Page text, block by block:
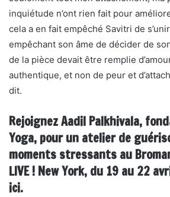
inquiétude n’ont rien fait pour
cela a en fait empêché Savitri de
empêchant son âme de décider de
de la pièce devait être remplie
authentique, et non de peur et
dit.
Rejoignez Aadil Palkhivala,
Yoga, pour un atelier de
moments stressants au
LIVE ! New York, du 19 au 22
ici.